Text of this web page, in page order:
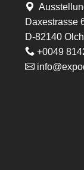
Daxestrasse
D-82140
+0049